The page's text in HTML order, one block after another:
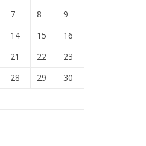
7 8
9
14 15
16
21 22
23
28 29
30